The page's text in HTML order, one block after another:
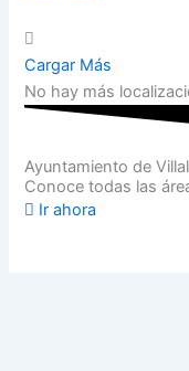
Cargar Más
No hay más
Ayuntamiento de
Conoce todas las
Ir ahora